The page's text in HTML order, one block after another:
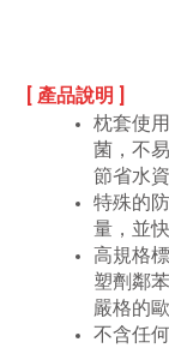
[ 產品說明 ]
枕套使
菌，不
節省水
特殊的
量，並
高規格
塑劑鄰
嚴格的
不含任